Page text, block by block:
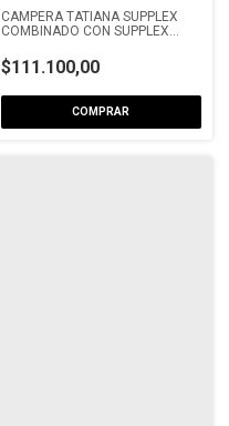
CAMPERA TATIANA SUPPLEX
COMBINADO CON SUPPLEX
$111.100,00
COMPRAR